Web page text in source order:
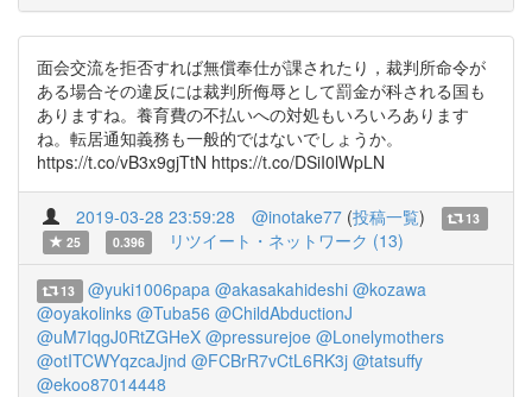
面会交流を拒否すれば無償奉仕が課されたり，裁判所命令が
ある場合その違反には裁判所侮辱として罰金が科される国も
ありますね。養育費の不払いへの対処もいろいろあります
ね。転居通知義務も一般的ではないでしょうか。
https://t.co/vB3x9gjTtN https://t.co/DSiI0lWpLN
2019-03-28 23:59:28 @inotake77 (投稿一覧)
13
25
0.396 リツイート・ネットワーク (13)
13 @yuki1006papa @akasakahideshi @kozawa
@oyakolinks @Tuba56 @ChildAbductionJ
@uM7IqgJ0RtZGHeX @pressurejoe @Lonelymothers
@otITCWYqzcaJjnd @FCBrR7vCtL6RK3j @tatsuffy
@ekoo87014448